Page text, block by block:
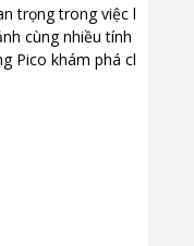
500 g
trọng trong việc bảo vệ an
cùng nhiều tính năng AI
Pico khám phá chi tiết